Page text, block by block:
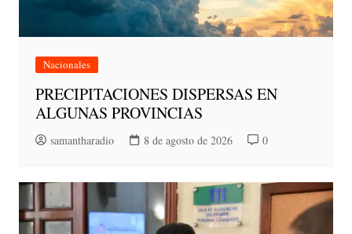
Nacionales
PRECIPITACIONES DISPERSAS EN
ALGUNAS PROVINCIAS
samantharadio 8 de agosto de 2026 0